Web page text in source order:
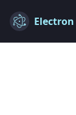
Electron